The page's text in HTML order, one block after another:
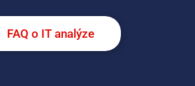
FAQ o IT analýze